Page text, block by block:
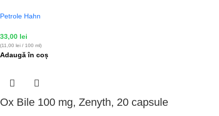
Petrole Hahn
33,00 lei
(11,00 lei / 100 ml)
Adaugă în coș
Ox Bile 100 mg, Zenyth, 20 capsule